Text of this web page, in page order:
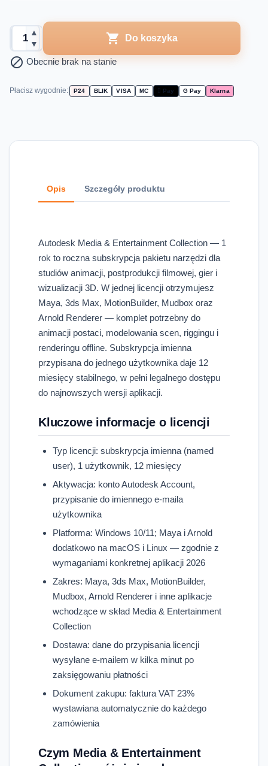
▲
▼
 Do koszyka
 Obecnie brak na stanie
Płacisz wygodnie: P24 BLIK VISA MC  Pay G Pay Klarna
Opis Szczegóły produktu
Autodesk Media & Entertainment Collection — 1
rok to roczna subskrypcja pakietu narzędzi dla
studiów animacji, postprodukcji filmowej, gier i
wizualizacji 3D. W jednej licencji otrzymujesz
Maya, 3ds Max, MotionBuilder, Mudbox oraz
Arnold Renderer — komplet potrzebny do
animacji postaci, modelowania scen, riggingu i
renderingu offline. Subskrypcja imienna
przypisana do jednego użytkownika daje 12
miesięcy stabilnego, w pełni legalnego dostępu
do najnowszych wersji aplikacji.
Kluczowe informacje o licencji
Typ licencji: subskrypcja imienna (named
user), 1 użytkownik, 12 miesięcy
Aktywacja: konto Autodesk Account,
przypisanie do imiennego e-maila
użytkownika
Platforma: Windows 10/11; Maya i Arnold
dodatkowo na macOS i Linux — zgodnie z
wymaganiami konkretnej aplikacji 2026
Zakres: Maya, 3ds Max, MotionBuilder,
Mudbox, Arnold Renderer i inne aplikacje
wchodzące w skład Media & Entertainment
Collection
Dostawa: dane do przypisania licencji
wysyłane e-mailem w kilka minut po
zaksięgowaniu płatności
Dokument zakupu: faktura VAT 23%
wystawiana automatycznie do każdego
zamówienia
Czym Media & Entertainment